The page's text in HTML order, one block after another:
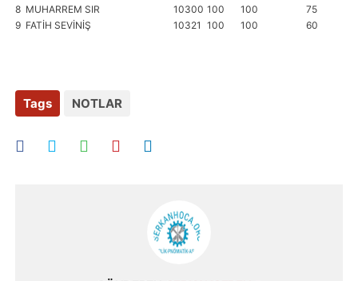
8 MUHARREM SIR 10300 100 100 75
9 FATİH SEVİNİŞ 10321 100 100 60
Tags NOTLAR